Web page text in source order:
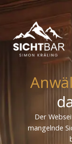
Zum
Der
mangelnde